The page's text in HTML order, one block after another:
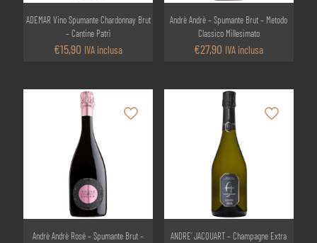
ADEMAR Vino Spumante Chardonnay Brut
– Cantine Patrì
€15,90 IVA inclusa
Andrè Andrè – Spumante Brut – Metodo
Classico Millesimato
€27,90 IVA inclusa
Andrè Andrè Rosé – Spumante Brut –
ANDRE’ JACQUART – Champagne Extra